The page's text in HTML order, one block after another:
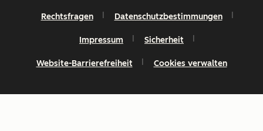
Rechtsfragen Datenschutzbestimmungen
Impressum Sicherheit
Website-Barrierefreiheit Cookies verwalten